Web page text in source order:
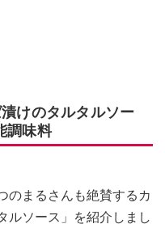
けのタルタルソー
調味料
のまるさんも絶賛するカ
ルソース」を紹介しまし